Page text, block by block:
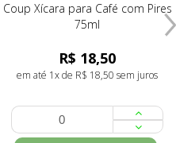
Coup Xícara para Café com Pires
75ml
R$ 18,50
em até 1x de R$ 18,50 sem juros